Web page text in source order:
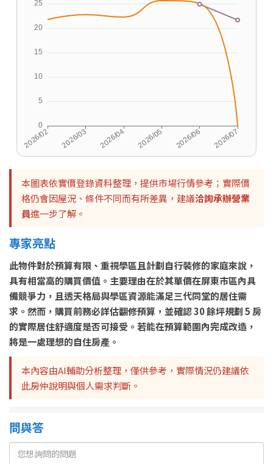
本圖表依實價登錄資料整理，提供市場行情參考；實際價
格仍會因屋況、條件不同而有所差異，建議洽詢承辦營業
員進一步了解。
專家亮點
此物件對於預算有限、重視學區且計劃自行裝修的家庭來說，
具有相當高的購買價值。主要理由在於其單價在屏東市區內具
備競爭力，且透天格局與學區資源能滿足三代同堂的居住需
求。然而，購買前務必詳估翻修預算，並確認 30 餘坪規劃 5 房
的實際居住舒適度是否可接受。若能在預算範圍內完成改造，
將是一處理想的自住房產。
本內容由AI輔助分析整理，僅供參考，實際情況仍建議依
此房仲說明與個人需求判斷。
問與答